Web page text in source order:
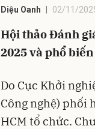
Diệu Oanh 02/11/
Hội thảo Đánh
2025 và phổ
Do Cục Khởi
Công nghệ) phối
HCM tổ chức.